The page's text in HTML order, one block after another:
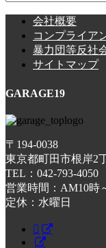
会社概要
コンプライア
暴力団等反社
サイトマップ
GARAGE19
〒194-0038
東京都町田市根岸2
TEL：042-793-4050
営業時間：AM10時
定休：水曜日